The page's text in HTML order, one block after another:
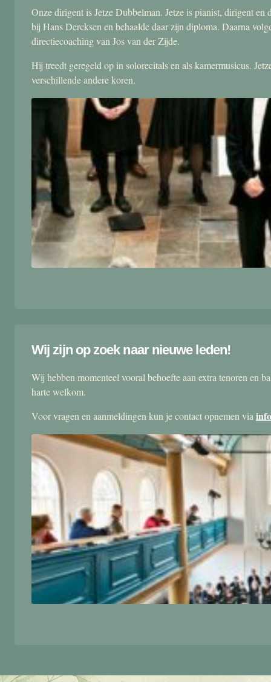
Onze dirigent is Jetze Dubbelman. Jetze is pianist, dirigent
bij Hans Dercksen en behaalde daar zijn diploma. Daarna
directiecoaching van Jos van der Zijde.
Hij treedt geregeld op in solorecitals en als kamermusicus.
verschillende andere koren.
Wij zijn op zoek naar nieuwe leden!
Wij hebben momenteel vooral behoefte aan extra tenoren en
harte welkom.
Voor vragen en aanmeldingen kun je contact opnemen via